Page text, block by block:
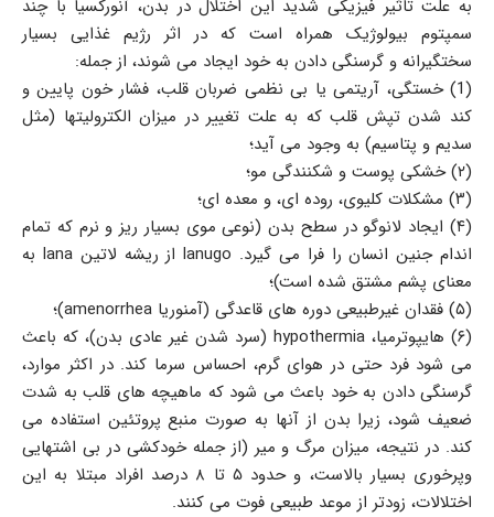
به علت تاثیر فیزیکی شدید این اختلال در بدن، آنورکسیا با چند
سمپتوم بیولوژیک همراه است که در اثر رژیم غذایی بسیار
سختگیرانه و گرسنگی دادن به خود ایجاد می شوند، از جمله:
(1) خستگی، آریتمی یا بی نظمی ضربان قلب، فشار خون پایین و
کند شدن تپش قلب که به علت تغییر در میزان الکترولیتها (مثل
سدیم و پتاسیم) به وجود می آید؛
(۲) خشکی پوست و شکنندگی مو؛
(۳) مشکلات کلیوی، روده ای، و معده ای؛
(۴) ایجاد لانوگو در سطح بدن (نوعی موی بسیار ریز و نرم که تمام
اندام جنین انسان را فرا می گیرد. lanugo از ریشه لاتین lana به
معنای پشم مشتق شده است)؛
(۵) فقدان غیرطبیعی دوره های قاعدگی (آمنوريا amenorrhea)؛
(۶) هایپوترمیا، hypothermia (سرد شدن غیر عادی بدن)، که باعث
می شود فرد حتی در هوای گرم، احساس سرما کند. در اکثر موارد،
گرسنگی دادن به خود باعث می شود که ماهیچه های قلب به شدت
ضعیف شود، زیرا بدن از آنها به صورت منبع پروتئین استفاده می
کند. در نتیجه، میزان مرگ و میر (از جمله خودکشی در بی اشتهایی
وپرخوری بسیار بالاست، و حدود ۵ تا ۸ درصد افراد مبتلا به این
اختلالات، زودتر از موعد طبیعی فوت می کنند.